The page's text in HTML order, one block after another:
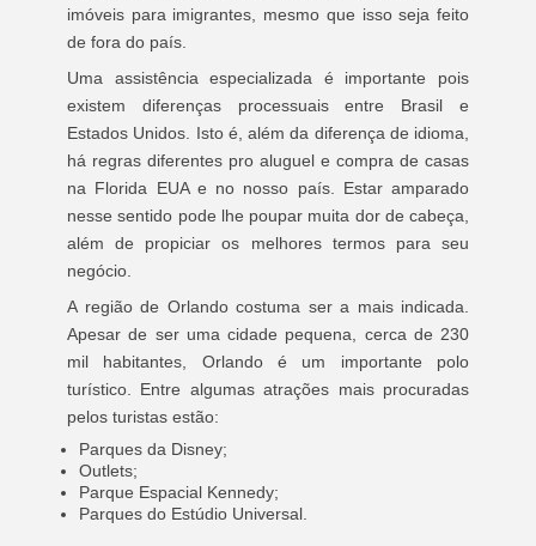
imóveis para imigrantes, mesmo que isso seja feito
de fora do país.
Uma assistência especializada é importante pois
existem diferenças processuais entre Brasil e
Estados Unidos. Isto é, além da diferença de idioma,
há regras diferentes pro aluguel e compra de casas
na Florida EUA e no nosso país. Estar amparado
nesse sentido pode lhe poupar muita dor de cabeça,
além de propiciar os melhores termos para seu
negócio.
A região de Orlando costuma ser a mais indicada.
Apesar de ser uma cidade pequena, cerca de 230
mil habitantes, Orlando é um importante polo
turístico. Entre algumas atrações mais procuradas
pelos turistas estão:
Parques da Disney;
Outlets;
Parque Espacial Kennedy;
Parques do Estúdio Universal.